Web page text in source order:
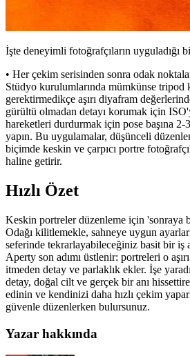
İşte deneyimli fotoğrafçıların uyguladığı
• Her çekim serisinden sonra odak
Stüdyo kurulumlarında mümkünse tripod
gerektirmedikçe aşırı diyafram
gürültü olmadan detayı korumak için
hareketleri durdurmak için pose başına 2-
yapın. Bu uygulamalar, düşünceli
biçimde keskin ve çarpıcı portre
haline getirir.
Hızlı Özet
Keskin portreler düzenleme için 'sonraya
Odağı kilitlemekle, sahneye uygun
seferinde tekrarlayabileceğiniz basit bir iş
Aperty son adımı üstlenir: portreleri o
itmeden detay ve parlaklık ekler. İşe
detay, doğal cilt ve gerçek bir anı
edinin ve kendinizi daha hızlı çekim
güvenle düzenlerken bulursunuz.
Yazar hakkında